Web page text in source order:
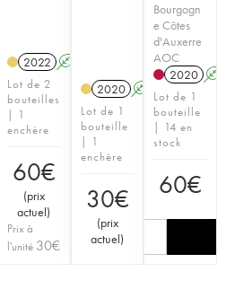
2022 A
Lot de 2
bouteilles
| 1
enchère
60€
(prix
actuel)
Prix à
l'unité 30€
2020 A K
Lot de 1
bouteille
| 1
enchère
30€
(prix
actuel)
Bourgogn
e Côtes
d'Auxerre
AOC
2020 A
Lot de 1
bouteille
| 14 en
stock
60€